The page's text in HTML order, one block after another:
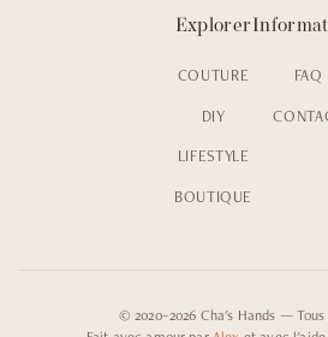
Explorer
COUTURE
DIY
LIFESTYLE
BOUTIQUE
FAQ
© 2020–2026 Cha's Hands —